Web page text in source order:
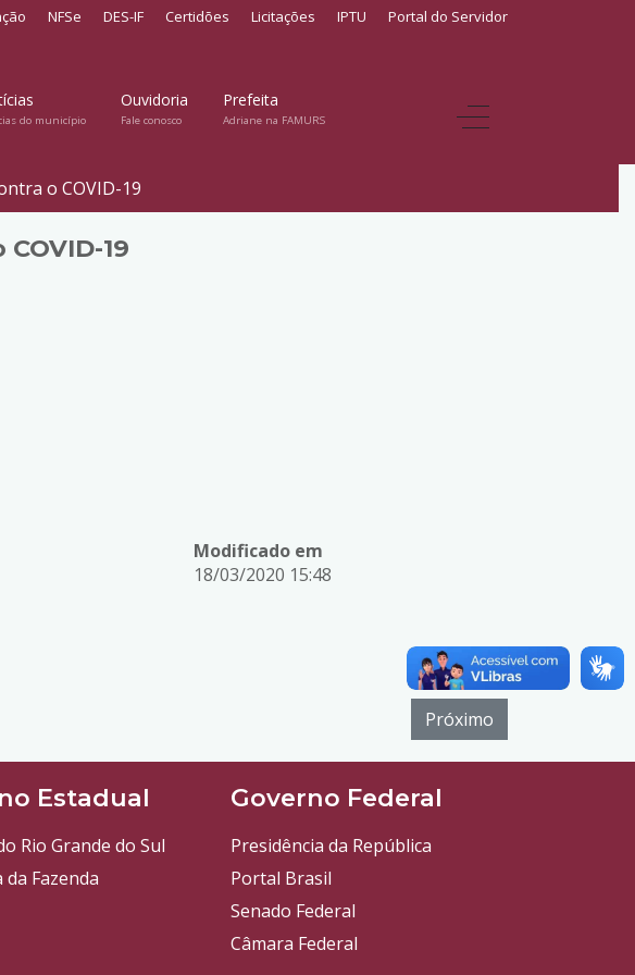
NFSe DES-IF Certidões Licitações IPTU Portal do Servidor
do município
Ouvidoria
Fale conosco
Prefeita
Adriane na FAMURS
o COVID-19
19
Modificado em
18/03/2020 15:48
Próximo
Estadual
Rio Grande do Sul
Fazenda
Governo Federal
Presidência da República
Portal Brasil
Senado Federal
Câmara Federal